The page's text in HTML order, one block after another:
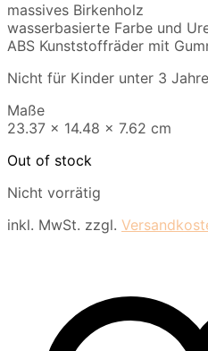
massives Birkenholz
wasserbasierte Farbe und
ABS Kunststoffräder mit
Nicht für Kinder unter 3
Maße
23.37 x 14.48 x 7.62 cm
Out of stock
Nicht vorrätig
inkl. MwSt. zzgl.